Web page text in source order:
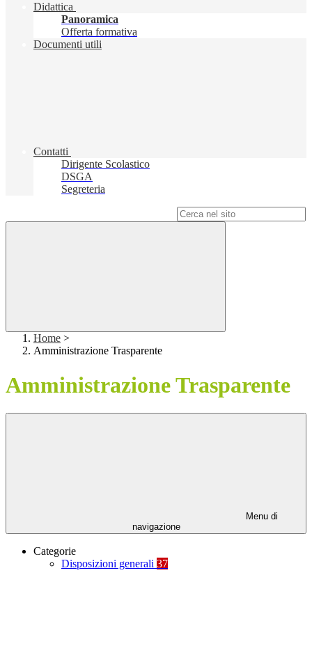
Didattica
Panoramica
Offerta formativa
Documenti utili
Contatti
Dirigente Scolastico
DSGA
Segreteria
Home >
Amministrazione Trasparente
Amministrazione Trasparente
Menu di
navigazione
Categorie
Disposizioni generali 37